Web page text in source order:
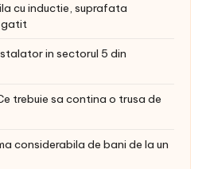
cu inductie, suprafata
gatit
in sectorul 5 din
trebuie sa contina o trusa de
considerabila de bani de la un